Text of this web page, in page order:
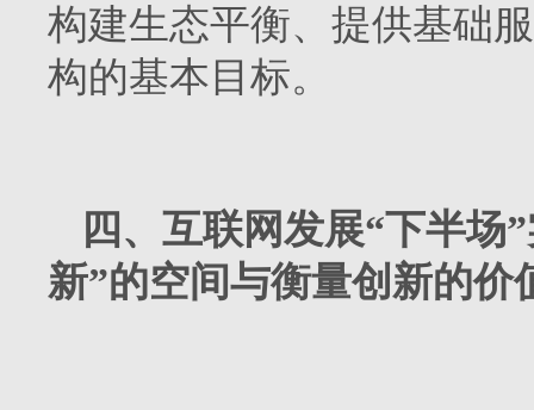
构建生态平衡、提供基础
构的基本目标。
四、互联网发展“下半场
新”的空间与衡量创新的价